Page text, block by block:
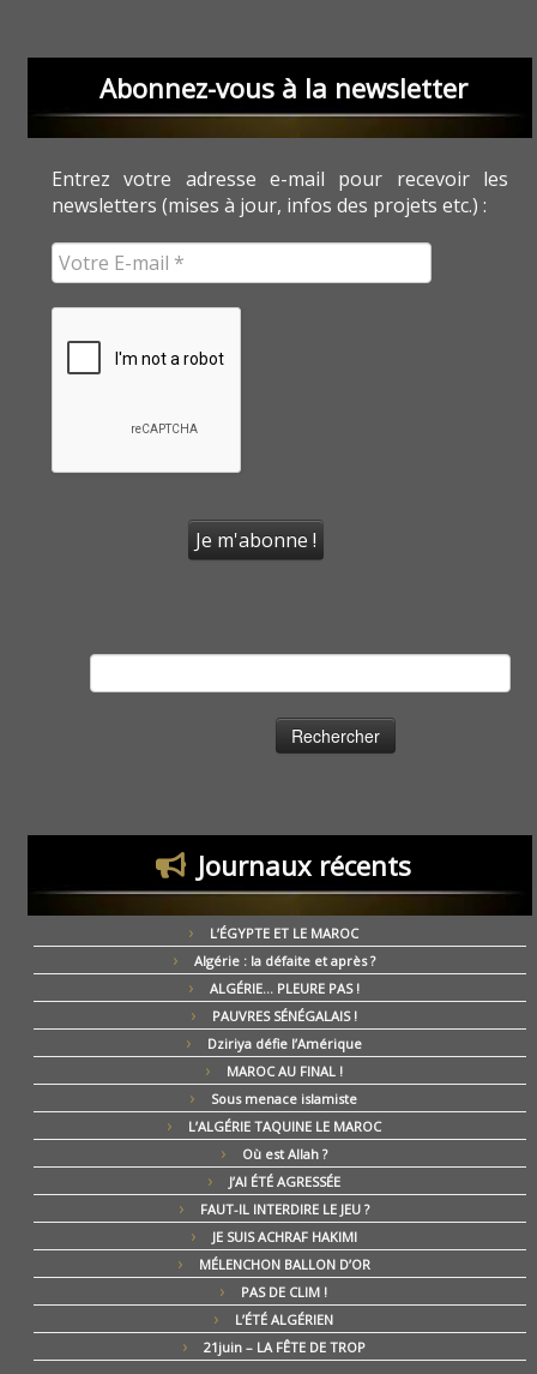
Abonnez-vous à la newsletter
Entrez votre adresse e-mail pour recevoir les
newsletters (mises à jour, infos des projets etc.) :
Journaux récents
L’ÉGYPTE ET LE MAROC
Algérie : la défaite et après ?
ALGÉRIE… PLEURE PAS !
PAUVRES SÉNÉGALAIS !
Dziriya défie l’Amérique
MAROC AU FINAL !
Sous menace islamiste
L’ALGÉRIE TAQUINE LE MAROC
Où est Allah ?
J’AI ÉTÉ AGRESSÉE
FAUT-IL INTERDIRE LE JEU ?
JE SUIS ACHRAF HAKIMI
MÉLENCHON BALLON D’OR
PAS DE CLIM !
L’ÉTÉ ALGÉRIEN
21juin – LA FÊTE DE TROP